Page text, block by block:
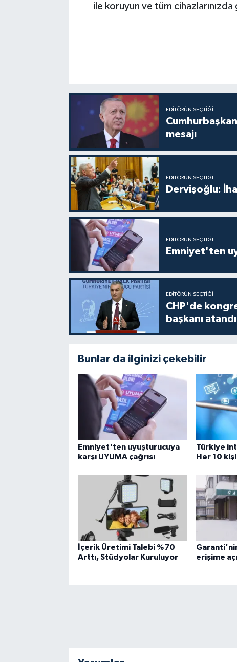
ile koruyun ve tüm cihazlarınızda
EDITÖRÜN SEÇTIĞI
mesajı
EDITÖRÜN SEÇTIĞI
Dervişoğlu:
EDITÖRÜN SEÇTIĞI
Emniyet'ten
EDITÖRÜN SEÇTIĞI
CHP'de kongre
başkanı atandı
Bunlar da ilginizi çekebilir
Emniyet'ten uyuşturucuya
karşı UYUMA çağrısı
Türkiye
Her 10
İçerik Üretimi Talebi %70
Arttı, Stüdyolar Kuruluyor
erişime